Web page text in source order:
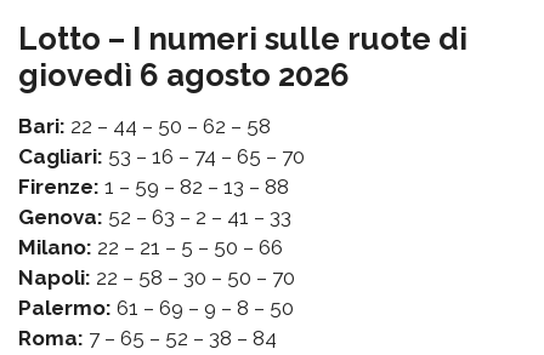
Lotto – I numeri sulle ruote di
giovedì 6 agosto 2026
Bari: 22 – 44 – 50 – 62 – 58
Cagliari: 53 – 16 – 74 – 65 – 70
Firenze: 1 – 59 – 82 – 13 – 88
Genova: 52 – 63 – 2 – 41 – 33
Milano: 22 – 21 – 5 – 50 – 66
Napoli: 22 – 58 – 30 – 50 – 70
Palermo: 61 – 69 – 9 – 8 – 50
Roma: 7 – 65 – 52 – 38 – 84